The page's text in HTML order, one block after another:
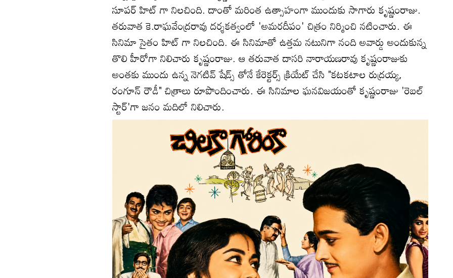
సూపర్ హిట్ గా నిలచింది. దాంతో మరింత ఉత్సాహంగా ముందుకు సాగారు కృష్ణంరాజు.
తరువాత కె.రాఘవేంద్రరావు దర్శకత్వంలో 'అమరదీపం' చిత్రం నిర్మించి నటించారు. ఈ
సినిమా సైతం హిట్ గా నిలచింది. ఈ సినిమాతో ఉత్తమ నటునిగా నంది అవార్డు అందుకున్న
తొలి హీరోగా నిలిచారు కృష్ణంరాజు. ఆ తరువాత దాసరి నారాయణరావు కృష్ణంరాజుకు
అంతకు ముందు ఉన్న నెగటివ్ షేడ్స్ తోనే కేరెక్టర్స్ క్రియేట్ చేసి "కటకటాల రుద్రయ్య,
రంగూన్ రౌడీ" చిత్రాలు రూపొందించారు. ఈ సినిమాల ఘనవిజయంతో కృష్ణంరాజు 'రెబల్
స్టార్'గా జనం మదిలో నిలిచారు.